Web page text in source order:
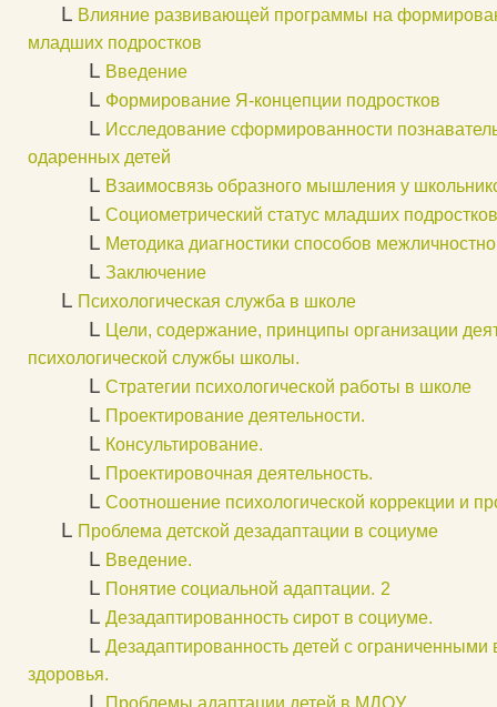
L Влияние развивающей программы на
младших подростков
L Введение
L Формирование Я-концепции подростков
L Исследование сформированности
одаренных детей
L Взаимосвязь образного мышления у
L Социометрический статус младших подростков
L Методика диагностики способов
L Заключение
L Психологическая служба в школе
L Цели, содержание, принципы организации
психологической службы школы.
L Стратегии психологической работы в школе
L Проектирование деятельности.
L Консультирование.
L Проектировочная деятельность.
L Соотношение психологической коррекции и
L Проблема детской дезадаптации в социуме
L Введение.
L Понятие социальной адаптации. 2
L Дезадаптированность сирот в социуме.
L Дезадаптированность детей с
здоровья.
L Проблемы адаптации детей в МДОУ.